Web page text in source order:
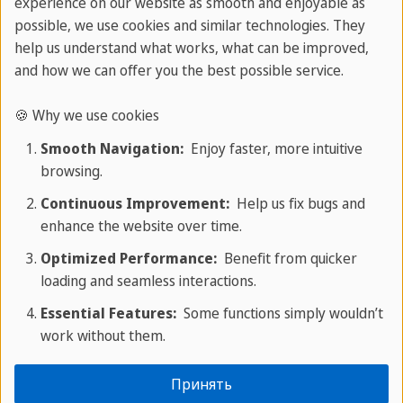
Досуг и развлечения
В SPRACHCAFFE Playa del Carmen каждый день -
это приключение!
Наш испаноязычный отдых - это идеальное
сочетание уроков испанского и потрясающей
программы, полной социальных и культурных
possible, we use cookies and similar technologies. They
help us understand what works, what can be improved,
and how we can offer you the best possible service.
🍪 Why we use cookies
Smooth Navigation:Enjoy faster, more intuitive
browsing.
Continuous Improvement:Help us fix bugs and
enhance the website over time.
Optimized Performance:Benefit from quicker
loading and seamless interactions.
Essential Features:Some functions simply wouldn’t
work without them.
Принять